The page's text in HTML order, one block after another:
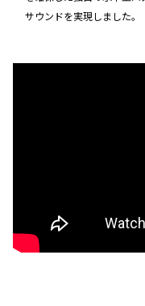
サウンドを実現しました。